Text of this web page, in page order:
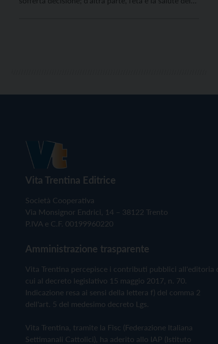
Vita Trentina Editrice
Società Cooperativa
Via Monsignor Endrici, 14 – 38122 Trento
P.IVA e C.F. 00199960220
Amministrazione trasparente
Vita Trentina percepisce i contributi pubblici all'editoria
cui al decreto legislativo 15 maggio 2017, n. 70.
Indicazione resa ai sensi della lettera f) del comma 2
dell'art. 5 del medesimo decreto Lgs.
Vita Trentina, tramite la Fisc (Federazione Italiana
Settimanali Cattolici), ha aderito allo IAP (Istituto